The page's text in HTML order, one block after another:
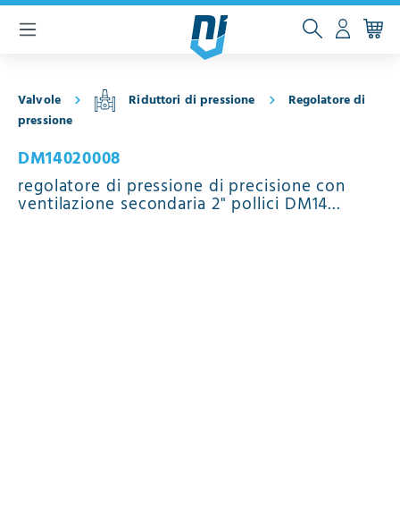
principale
Valvole Riduttori di pressione
Regolatore di
pressione
DM14020008
regolatore di pressione di precisione con
ventilazione secondaria 2" pollici DM14